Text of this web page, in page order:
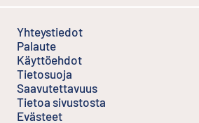
Yhteystiedot
Palaute
Käyttöehdot
Tietosuoja
Saavutettavuus
Tietoa sivustosta
Evästeet